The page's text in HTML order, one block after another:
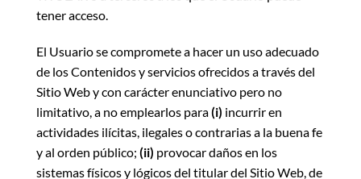
tener acceso.
El Usuario se compromete a hacer un uso adecuado
de los Contenidos y servicios ofrecidos a través del
Sitio Web y con carácter enunciativo pero no
limitativo, a no emplearlos para(i) incurrir en
actividades ilícitas, ilegales o contrarias a la buena fe
y al orden público; (ii) provocar daños en los
sistemas físicos y lógicos del titular del Sitio Web, de